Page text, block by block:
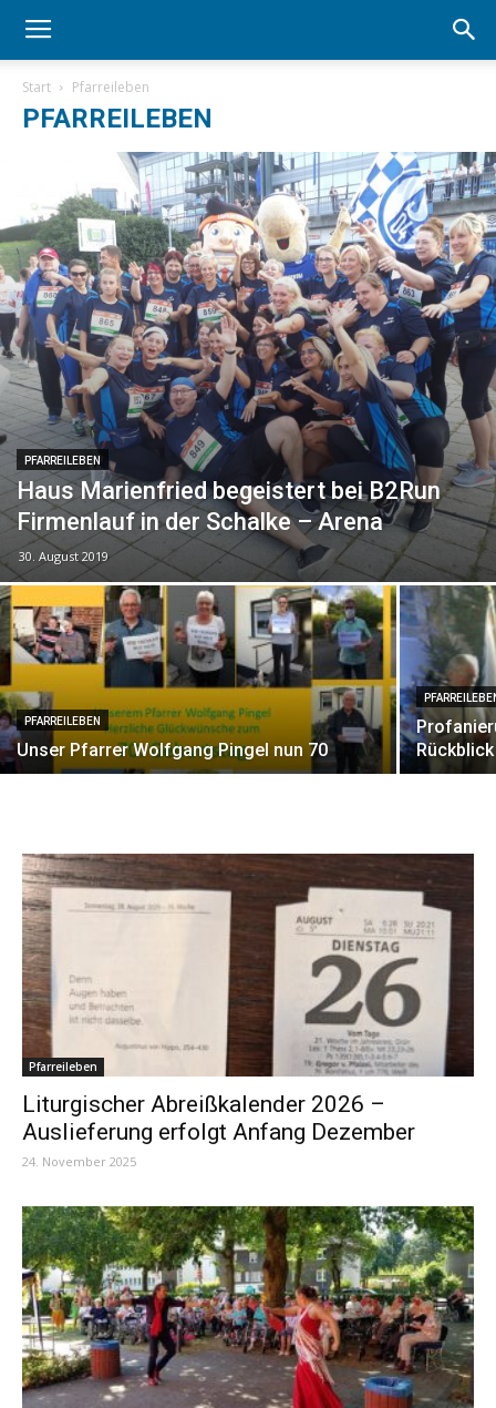
Start Pfarreileben
PFARREILEBEN
PFARREILEBEN
Haus Marienfried begeistert bei B2Run
Firmenlauf in der Schalke – Arena
30. August 2019
PFARREILEBEN
Unser Pfarrer Wolfgang Pingel nun 70
Pfarreileben
Liturgischer Abreißkalender 2026 –
Auslieferung erfolgt Anfang Dezember
24. November 2025